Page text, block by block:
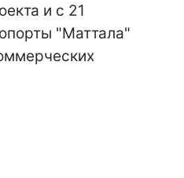
и с 21
"Маттала"